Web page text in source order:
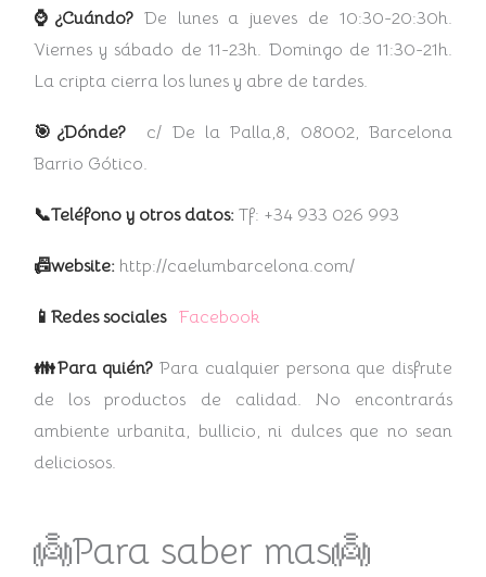
⌚¿Cuándo? De lunes a jueves de 10:30-20:30h.
Viernes y sábado de 11-23h. Domingo de 11:30-21h.
La cripta cierra los lunes y abre de tardes.
🎯¿Dónde? c/ De la Palla,8, 08002, Barcelona
Barrio Gótico.
📞Teléfono y otros datos:Tf: +34 933 026 993
📠website: http://caelumbarcelona.com/
📱Redes sociales Facebook
👪Para quién?Para cualquier persona que disfrute
de los productos de calidad. No encontrarás
ambiente urbanita, bullicio, ni dulces que no sean
deliciosos.
👼Para saber mas👼